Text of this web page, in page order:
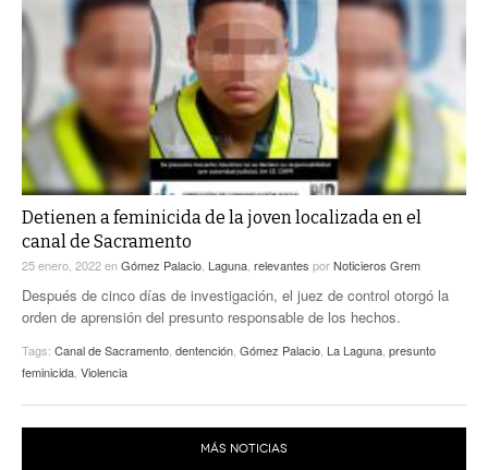
Detienen a feminicida de la joven localizada en el
canal de Sacramento
25 enero, 2022enGómez Palacio, Laguna, relevantes porNoticieros Grem
Después de cinco días de investigación, el juez de control otorgó la
orden de aprensión del presunto responsable de los hechos.
Tags: Canal de Sacramento, dentención, Gómez Palacio, La Laguna, presunto
feminicida, Violencia
MÁS NOTICIAS